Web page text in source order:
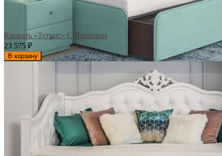
Кровать «Тетрис» С Ящиками
23 575 ₽
В корзину